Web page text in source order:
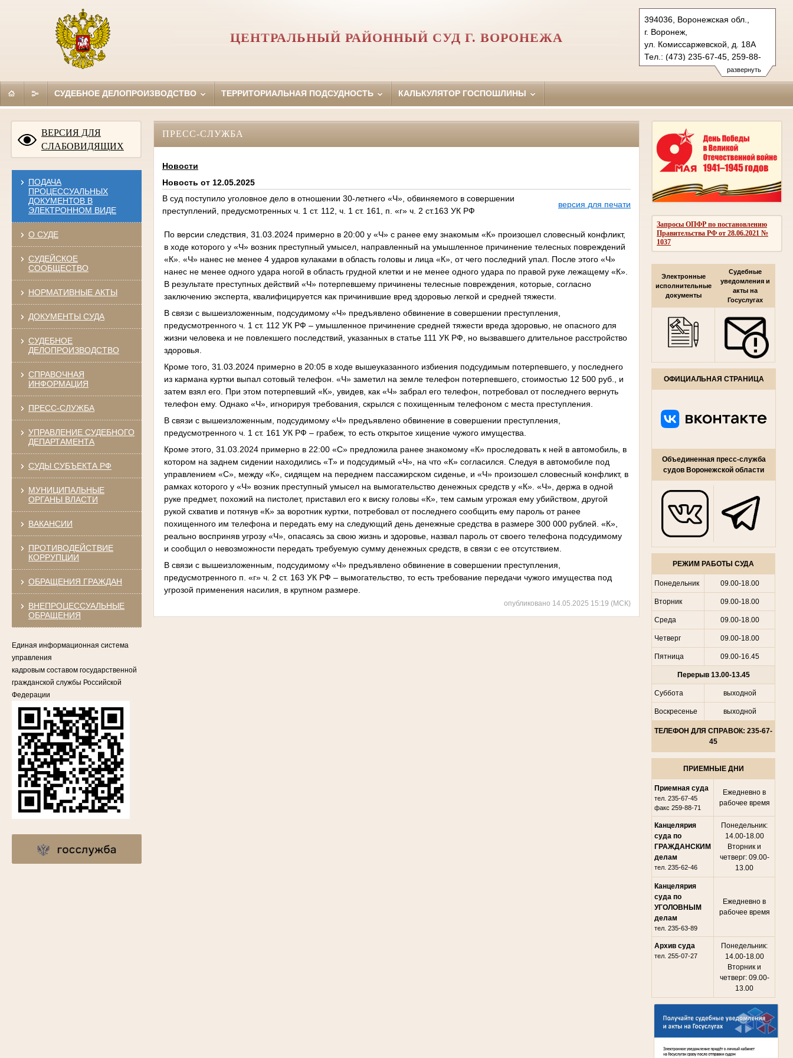
развернуть
394036, Воронежская обл.,
г. Воронеж,
ул. Комиссаржевской, д. 18А
Тел.: (473) 235-67-45, 259-88-
71 (ф.)
centralny.vrn@sudrf.ru
ЦЕНТРАЛЬНЫЙ РАЙОННЫЙ СУД Г. ВОРОНЕЖА
СУДЕБНОЕ ДЕЛОПРОИЗВОДСТВО ТЕРРИТОРИАЛЬНАЯ ПОДСУДНОСТЬ КАЛЬКУЛЯТОР ГОСПОШЛИНЫ
ВЕРСИЯ ДЛЯ
СЛАБОВИДЯЩИХ
ПОДАЧА
ПРОЦЕССУАЛЬНЫХ
ДОКУМЕНТОВ В
ЭЛЕКТРОННОМ ВИДЕ
О СУДЕ
СУДЕЙСКОЕ
СООБЩЕСТВО
НОРМАТИВНЫЕ АКТЫ
ДОКУМЕНТЫ СУДА
СУДЕБНОЕ
ДЕЛОПРОИЗВОДСТВО
СПРАВОЧНАЯ
ИНФОРМАЦИЯ
ПРЕСС-СЛУЖБА
УПРАВЛЕНИЕ СУДЕБНОГО
ДЕПАРТАМЕНТА
СУДЫ СУБЪЕКТА РФ
МУНИЦИПАЛЬНЫЕ
ОРГАНЫ ВЛАСТИ
ВАКАНСИИ
ПРОТИВОДЕЙСТВИЕ
КОРРУПЦИИ
ОБРАЩЕНИЯ ГРАЖДАН
ВНЕПРОЦЕССУАЛЬНЫЕ
ОБРАЩЕНИЯ
Единая информационная система
управления
кадровым составом государственной
гражданской службы Российской
Федерации
Запросы ОПФР по постановлению
Правительства РФ от 28.06.2021 №
1037
Электронные
исполнительные
документы
Судебные
уведомления и
акты на
Госуслугах
ОФИЦИАЛЬНАЯ СТРАНИЦА
Объединенная пресс-служба
судов Воронежской области
РЕЖИМ РАБОТЫ СУДА
Понедельник 09.00-18.00
Вторник 09.00-18.00
Среда 09.00-18.00
Четверг 09.00-18.00
Пятница 09.00-16.45
Перерыв 13.00-13.45
Суббота выходной
Воскресенье выходной
ТЕЛЕФОН ДЛЯ СПРАВОК: 235-67-
45
ПРИЕМНЫЕ ДНИ
Приемная суда
тел. 235-67-45
факс 259-88-71
Ежедневно в
рабочее время
Канцелярия
суда по
ГРАЖДАНСКИМ
делам
тел. 235-62-46
Понедельник:
14.00-18.00
Вторник и
четверг: 09.00-
13.00
Канцелярия
суда по
УГОЛОВНЫМ
делам
тел. 235-63-89
Ежедневно в
рабочее время
Архив суда
тел. 255-07-27
Понедельник:
14.00-18.00
Вторник и
четверг: 09.00-
13.00
ПРЕСС-СЛУЖБА
Новости
Новость от 12.05.2025
В суд поступило уголовное дело в отношении 30-летнего «Ч», обвиняемого в совершении
преступлений, предусмотренных ч. 1 ст. 112, ч. 1 ст. 161, п. «г» ч. 2 ст.163 УК РФ
версия для печати
По версии следствия, 31.03.2024 примерно в 20:00 у «Ч» с ранее ему знакомым «К» произошел словесный конфликт,
в ходе которого у «Ч» возник преступный умысел, направленный на умышленное причинение телесных повреждений
«К». «Ч» нанес не менее 4 ударов кулаками в область головы и лица «К», от чего последний упал. После этого «Ч»
нанес не менее одного удара ногой в область грудной клетки и не менее одного удара по правой руке лежащему «К».
В результате преступных действий «Ч» потерпевшему причинены телесные повреждения, которые, согласно
заключению эксперта, квалифицируется как причинившие вред здоровью легкой и средней тяжести.
В связи с вышеизложенным, подсудимому «Ч» предъявлено обвинение в совершении преступления,
предусмотренного ч. 1 ст. 112 УК РФ – умышленное причинение средней тяжести вреда здоровью, не опасного для
жизни человека и не повлекшего последствий, указанных в статье 111 УК РФ, но вызвавшего длительное расстройство
здоровья.
Кроме того, 31.03.2024 примерно в 20:05 в ходе вышеуказанного избиения подсудимым потерпевшего, у последнего
из кармана куртки выпал сотовый телефон. «Ч» заметил на земле телефон потерпевшего, стоимостью 12 500 руб., и
затем взял его. При этом потерпевший «К», увидев, как «Ч» забрал его телефон, потребовал от последнего вернуть
телефон ему. Однако «Ч», игнорируя требования, скрылся с похищенным телефоном с места преступления.
В связи с вышеизложенным, подсудимому «Ч» предъявлено обвинение в совершении преступления,
предусмотренного ч. 1 ст. 161 УК РФ – грабеж, то есть открытое хищение чужого имущества.
Кроме этого, 31.03.2024 примерно в 22:00 «С» предложила ранее знакомому «К» проследовать к ней в автомобиль, в
котором на заднем сидении находились «Т» и подсудимый «Ч», на что «К» согласился. Следуя в автомобиле под
управлением «С», между «К», сидящем на переднем пассажирском сиденье, и «Ч» произошел словесный конфликт, в
рамках которого у «Ч» возник преступный умысел на вымогательство денежных средств у «К». «Ч», держа в одной
руке предмет, похожий на пистолет, приставил его к виску головы «К», тем самым угрожая ему убийством, другой
рукой схватив и потянув «К» за воротник куртки, потребовал от последнего сообщить ему пароль от ранее
похищенного им телефона и передать ему на следующий день денежные средства в размере 300 000 рублей. «К»,
реально восприняв угрозу «Ч», опасаясь за свою жизнь и здоровье, назвал пароль от своего телефона подсудимому
и сообщил о невозможности передать требуемую сумму денежных средств, в связи с ее отсутствием.
В связи с вышеизложенным, подсудимому «Ч» предъявлено обвинение в совершении преступления,
предусмотренного п. «г» ч. 2 ст. 163 УК РФ – вымогательство, то есть требование передачи чужого имущества под
угрозой применения насилия, в крупном размере.
опубликовано 14.05.2025 15:19 (МСК)